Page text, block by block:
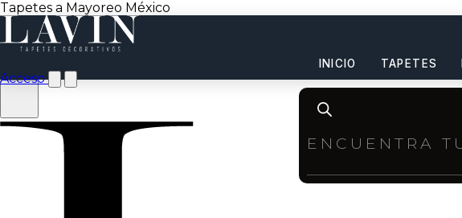
Tapetes a Mayoreo México
INICIO TAPETES
Acceso
Products
search